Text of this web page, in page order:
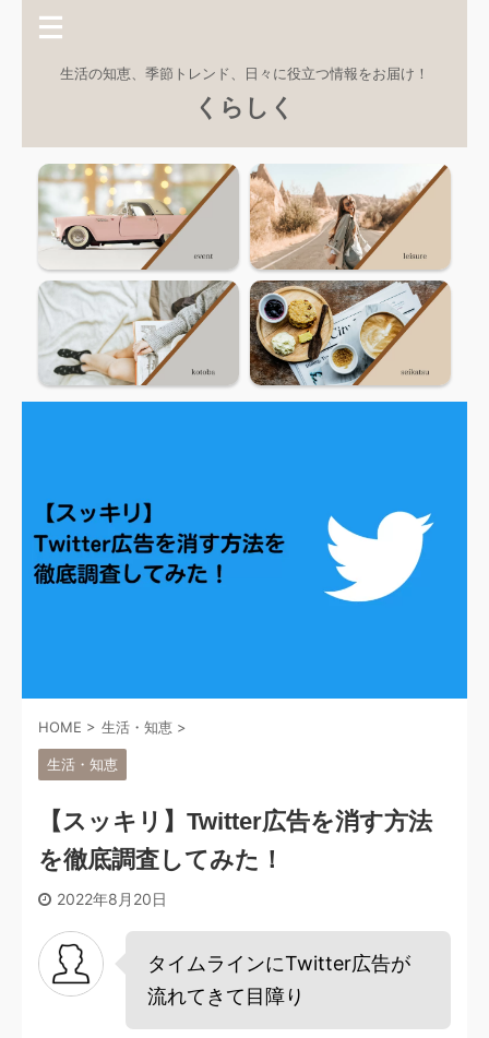
生活の知恵、季節トレンド、日々に役立つ情報をお届け！
くらしく
HOME > 生活・知恵 >
生活・知恵
【スッキリ】Twitter広告を消す方法
を徹底調査してみた！
2022年8月20日
タイムラインにTwitter広告が
流れてきて目障り